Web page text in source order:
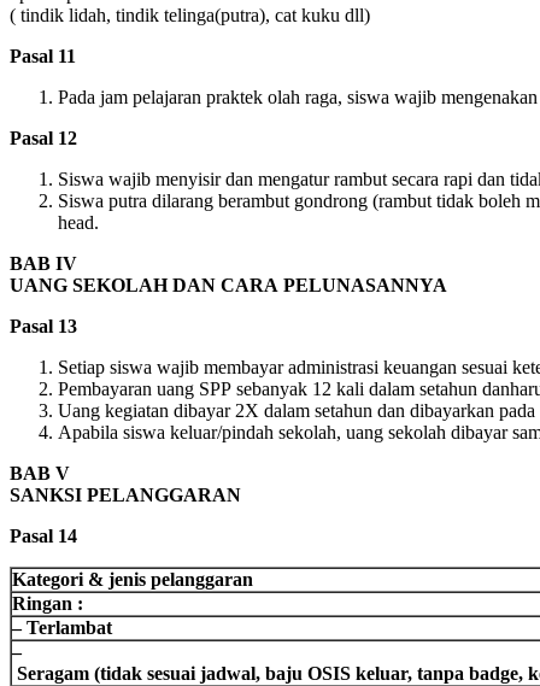
( tindik lidah, tindik telinga(putra), cat kuku dll)
Pasal 11
Pada jam pelajaran praktek olah raga, siswa wajib mengenakan
Pasal 12
Siswa wajib menyisir dan mengatur rambut secara rapi dan
Siswa putra dilarang berambut gondrong (rambut tidak boleh
head.
BAB IV
UANG SEKOLAH DAN CARA PELUNASANNYA
Pasal 13
Setiap siswa wajib membayar administrasi keuangan sesuai
Pembayaran uang SPP sebanyak 12 kali dalam setahun
Uang kegiatan dibayar 2X dalam setahun dan dibayarkan pada
Apabila siswa keluar/pindah sekolah, uang sekolah dibayar
BAB V
SANKSI PELANGGARAN
Pasal 14
Kategori & jenis pelanggaran
Ringan :
–Terlambat
–
Seragam (tidak sesuai jadwal, baju OSIS keluar, tanpa badge,